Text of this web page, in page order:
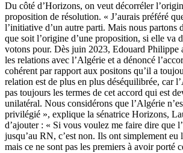
Du côté d’Horizons, on veut décorréler
proposition de résolution. « J’aurais préféré
l’initiative d’un autre parti. Mais nous partons
que soit l’origine d’une proposition, si elle va
votons pour. Dès juin 2023, Edouard Philippe
les relations avec l’Algérie et a dénoncé
cohérent par rapport aux positons qu’il a
relation est de plus en plus déséquilibrée, car
pas toujours les termes de cet accord qui est
unilatéral. Nous considérons que l’Algérie
privilégié », explique la sénatrice Horizons,
d’ajouter : « Si vous voulez me faire dire que
jusqu’au RN, c’est non. Ils ont simplement eu
mais ce ne sont pas les premiers à avoir porté